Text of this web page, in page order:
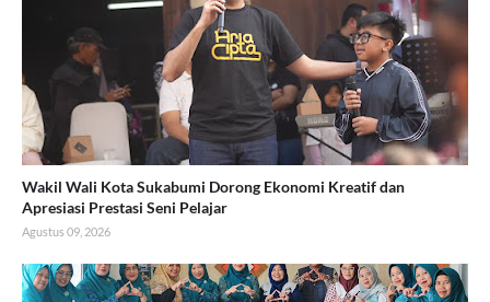
Wakil Wali Kota Sukabumi Dorong Ekonomi Kreatif dan
Apresiasi Prestasi Seni Pelajar
Agustus 09, 2026